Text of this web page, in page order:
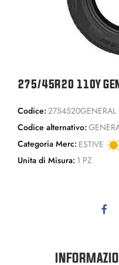
275/45R20 110Y
Codice: 2754520GENERAL
Codice alternativo:
Categoria Merc: ESTIVE
Unita di Misura: 1 PZ